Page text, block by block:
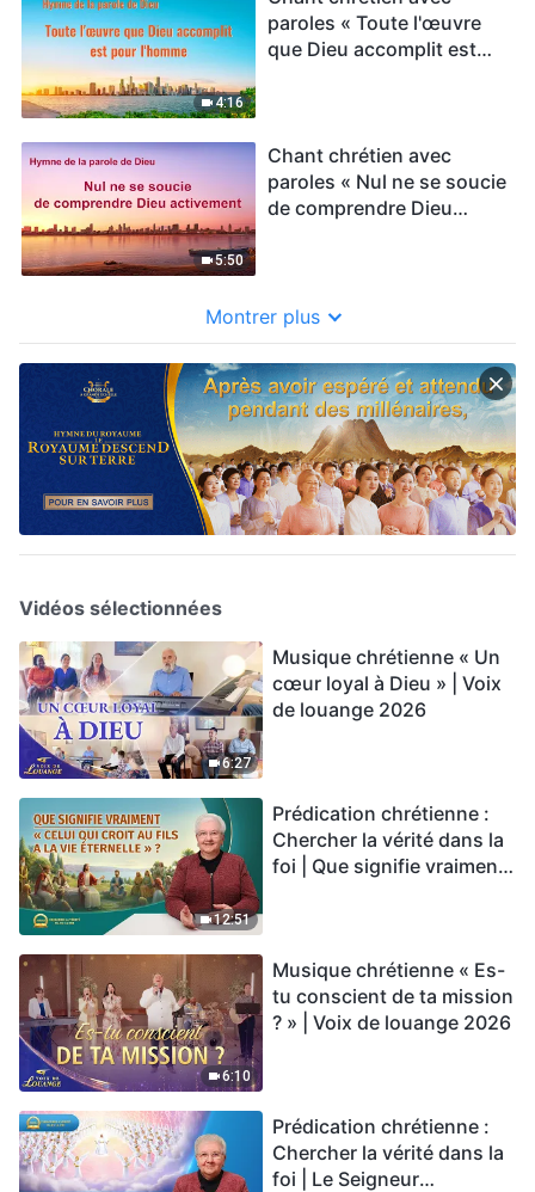
4:16
paroles « Toute l'œuvre
que Dieu accomplit est
5:50
Chant chrétien avec
paroles « Nul ne se soucie
de comprendre Dieu
Montrer plus
Vidéos sélectionnées
6:27
Musique chrétienne « Un
cœur loyal à Dieu » | Voix
de louange 2026
12:51
Prédication chrétienne :
Chercher la vérité dans la
foi | Que signifie vraiment
6:10
Musique chrétienne « Es-
tu conscient de ta mission
? » | Voix de louange 2026
Prédication chrétienne :
Chercher la vérité dans la
foi | Le Seigneur